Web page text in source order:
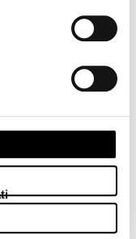
120 fogli per